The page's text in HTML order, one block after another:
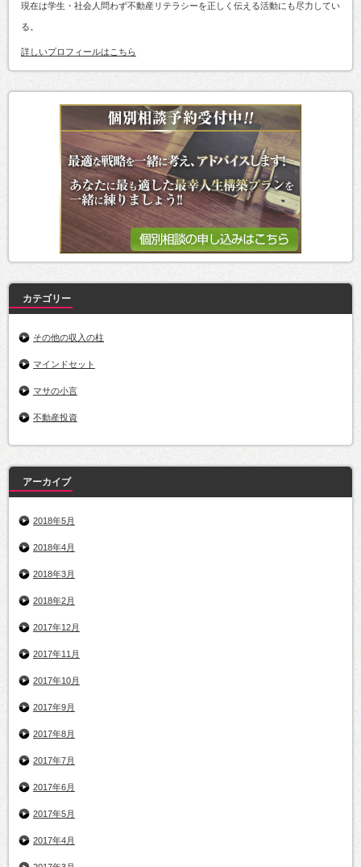
現在は学生・社会人問わず不動産リテラシーを正しく伝える活動にも尽力してい
る。
詳しいプロフィールはこちら
カテゴリー
その他の収入の柱
マインドセット
マサの小言
不動産投資
アーカイブ
2018年5月
2018年4月
2018年3月
2018年2月
2017年12月
2017年11月
2017年10月
2017年9月
2017年8月
2017年7月
2017年6月
2017年5月
2017年4月